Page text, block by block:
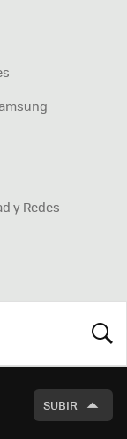
y Redes
SUBIR